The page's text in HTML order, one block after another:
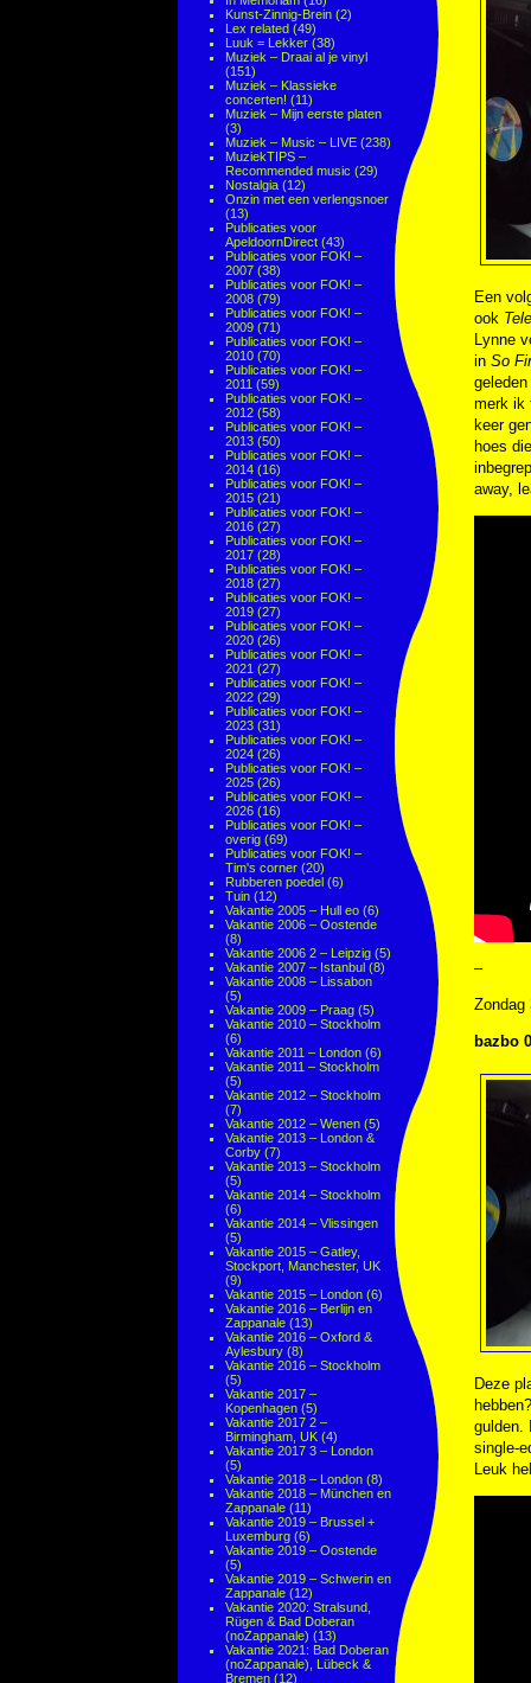
Kunst-Zinnig-Brein (2)
Lex related (49)
Luuk = Lekker (38)
Muziek – Draai al je vinyl
(151)
Muziek – Klassieke
concerten! (11)
Muziek – Mijn eerste platen
(3)
Muziek – Music – LIVE (238)
MuziekTIPS –
Recommended music (29)
Nostalgia (12)
Onzin met een verlengsnoer
(13)
Publicaties voor
ApeldoornDirect (43)
Publicaties voor FOK! –
2007 (38)
Publicaties voor FOK! –
2008 (79)
Publicaties voor FOK! –
2009 (71)
Publicaties voor FOK! –
2010 (70)
Publicaties voor FOK! –
2011 (59)
Publicaties voor FOK! –
2012 (58)
Publicaties voor FOK! –
2013 (50)
Publicaties voor FOK! –
2014 (16)
Publicaties voor FOK! –
2015 (21)
Publicaties voor FOK! –
2016 (27)
Publicaties voor FOK! –
2017 (28)
Publicaties voor FOK! –
2018 (27)
Publicaties voor FOK! –
2019 (27)
Publicaties voor FOK! –
2020 (26)
Publicaties voor FOK! –
2021 (27)
Publicaties voor FOK! –
2022 (29)
Publicaties voor FOK! –
2023 (31)
Publicaties voor FOK! –
2024 (26)
Publicaties voor FOK! –
2025 (26)
Publicaties voor FOK! –
2026 (16)
Publicaties voor FOK! –
overig (69)
Publicaties voor FOK! –
Tim's corner (20)
Rubberen poedel (6)
Tuin (12)
Vakantie 2005 – Hull eo (6)
Vakantie 2006 – Oostende
(8)
Vakantie 2006 2 – Leipzig (5)
Vakantie 2007 – Istanbul (8)
Vakantie 2008 – Lissabon
(5)
Vakantie 2009 – Praag (5)
Vakantie 2010 – Stockholm
(6)
Vakantie 2011 – London (6)
Vakantie 2011 – Stockholm
(5)
Vakantie 2012 – Stockholm
(7)
Vakantie 2012 – Wenen (5)
Vakantie 2013 – London &
Corby (7)
Vakantie 2013 – Stockholm
(5)
Vakantie 2014 – Stockholm
(6)
Vakantie 2014 – Vlissingen
(5)
Vakantie 2015 – Gatley,
Stockport, Manchester, UK
(9)
Vakantie 2015 – London (6)
Vakantie 2016 – Berlijn en
Zappanale (13)
Vakantie 2016 – Oxford &
Aylesbury (8)
Vakantie 2016 – Stockholm
(5)
Vakantie 2017 –
Kopenhagen (5)
Vakantie 2017 2 –
Birmingham, UK (4)
Vakantie 2017 3 – London
(5)
Vakantie 2018 – London (8)
Vakantie 2018 – München en
Zappanale (11)
Vakantie 2019 – Brussel +
Luxemburg (6)
Vakantie 2019 – Oostende
(5)
Vakantie 2019 – Schwerin en
Zappanale (12)
Vakantie 2020: Stralsund,
Rügen & Bad Doberan
(noZappanale) (13)
Vakantie 2021: Bad Doberan
(noZappanale), Lübeck &
Bremen (12)
Een
ook
Lynne
in So
merk ik
keer
hoes
away,
–
Zondag
bazbo
Deze
gulden.
single-
Leuk